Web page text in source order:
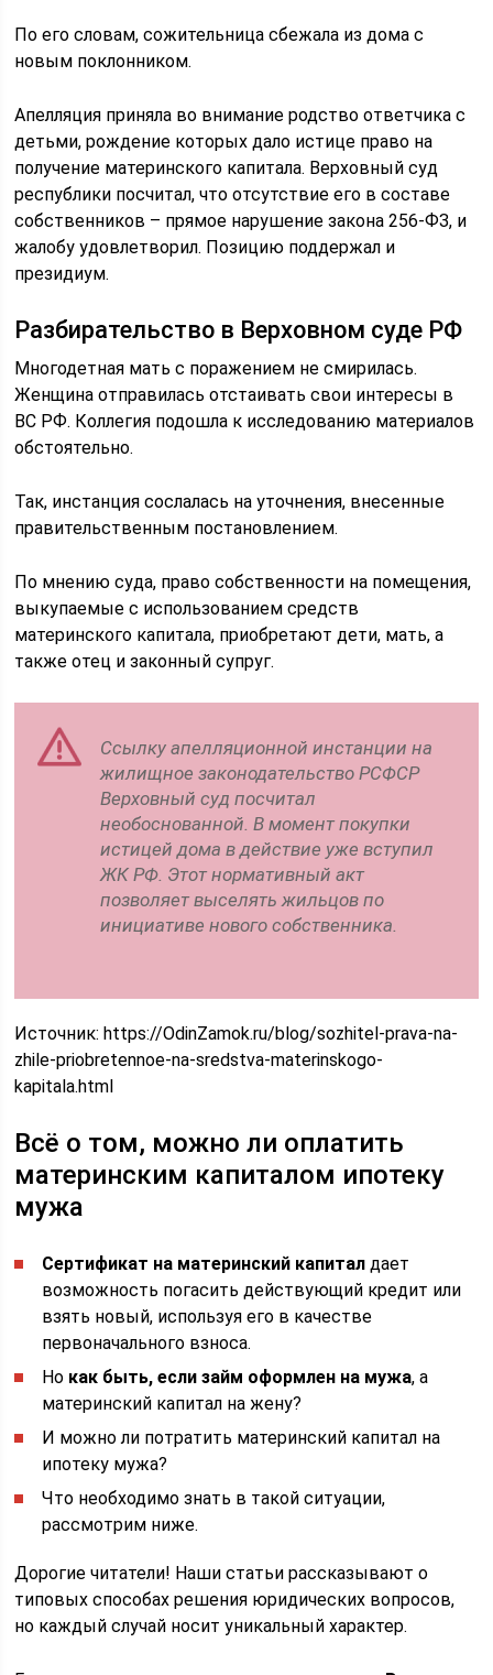
По его словам, сожительница сбежала из дома с
новым поклонником.
Апелляция приняла во внимание родство ответчика с
детьми, рождение которых дало истице право на
получение материнского капитала. Верховный суд
республики посчитал, что отсутствие его в составе
собственников – прямое нарушение закона 256-ФЗ, и
жалобу удовлетворил. Позицию поддержал и
президиум.
Разбирательство в Верховном суде РФ
Многодетная мать с поражением не смирилась.
Женщина отправилась отстаивать свои интересы в
ВС РФ. Коллегия подошла к исследованию материалов
обстоятельно.
Так, инстанция сослалась на уточнения, внесенные
правительственным постановлением.
По мнению суда, право собственности на помещения,
выкупаемые с использованием средств
материнского капитала, приобретают дети, мать, а
также отец и законный супруг.
Ссылку апелляционной инстанции на
жилищное законодательство РСФСР
Верховный суд посчитал
необоснованной. В момент покупки
истицей дома в действие уже вступил
ЖК РФ. Этот нормативный акт
позволяет выселять жильцов по
инициативе нового собственника.
Источник:https://OdinZamok.ru/blog/sozhitel-prava-na-
zhile-priobretennoe-na-sredstva-materinskogo-
kapitala.html
Всё о том, можно ли оплатить
материнским капиталом ипотеку
мужа
Сертификат на материнский капитал дает
возможность погасить действующий кредит или
взять новый, используя его в качестве
первоначального взноса.
Но как быть, если займ оформлен на мужа, а
материнский капитал на жену?
И можно ли потратить материнский капитал на
ипотеку мужа?
Что необходимо знать в такой ситуации,
рассмотрим ниже.
Дорогие читатели! Наши статьи рассказывают о
типовых способах решения юридических вопросов,
но каждый случай носит уникальный характер.